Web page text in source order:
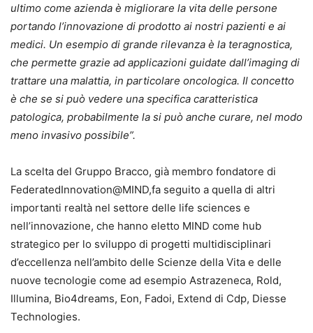
ultimo come azienda è migliorare la vita delle persone
portando l’innovazione di prodotto ai nostri pazienti e ai
medici. Un esempio di grande rilevanza è la teragnostica,
che permette grazie ad applicazioni guidate dall’imaging di
trattare una malattia, in particolare oncologica. Il concetto
è che se si può vedere una specifica caratteristica
patologica, probabilmente la si può anche curare, nel modo
meno invasivo possibile”.
La scelta del Gruppo Bracco, già membro fondatore di
FederatedInnovation@MIND,fa seguito a quella di altri
importanti realtà nel settore delle life sciences e
nell’innovazione, che hanno eletto MIND come hub
strategico per lo sviluppo di progetti multidisciplinari
d’eccellenza nell’ambito delle Scienze della Vita e delle
nuove tecnologie come ad esempio Astrazeneca, Rold,
Illumina, Bio4dreams, Eon, Fadoi, Extend di Cdp, Diesse
Technologies.